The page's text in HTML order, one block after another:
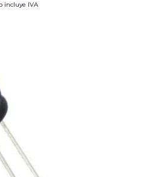
incluye IVA